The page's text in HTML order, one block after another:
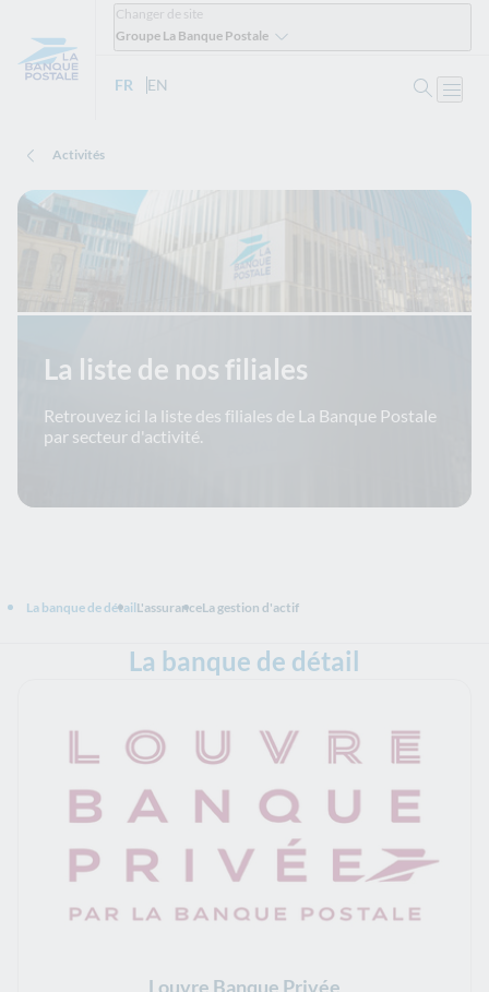
Changer de site
Groupe La Banque Postale
FR - Version française
EN
Activités
La liste de nos filiales
Retrouvez ici la liste des filiales de La Banque Postale
par secteur d'activité.
La banque de détailL'assuranceLa gestion d'actif
La banque de détail
Louvre Banque Privée